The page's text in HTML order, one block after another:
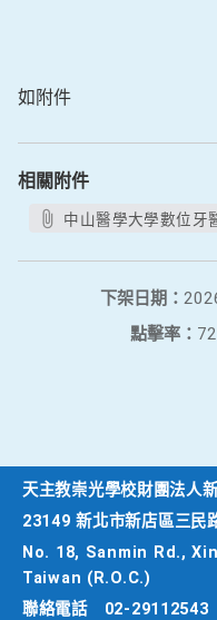
如附件
相關附件
中山醫學大學數位牙
下架日期：
點擊率： 72
天主教崇光學校財團法人
23149 新北市新店區三民
No. 18, Sanmin Rd.,
Taiwan (R.O.C.)
聯絡電話
02-29112543